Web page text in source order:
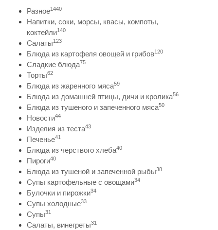
Разное1440
Напитки, соки, морсы, квасы, компоты,
коктейли140
Салаты123
Блюда из картофеля овощей и грибов120
Сладкие блюда75
Торты62
Блюда из жаренного мяса59
Блюда из домашней птицы, дичи и кролика56
Блюда из тушеного и запеченного мяса50
Новости44
Изделия из теста43
Печенье41
Блюда из черствого хлеба40
Пироги40
Блюда из тушеной и запеченной рыбы38
Супы картофельные с овощами34
Булочки и пирожки34
Супы холодные33
Супы31
Салаты, винегреты31